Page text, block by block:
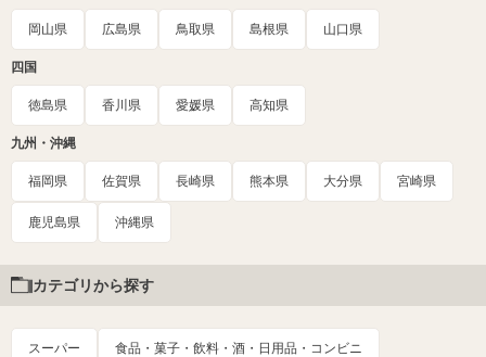
岡山県 広島県 鳥取県 島根県 山口県
四国
徳島県 香川県 愛媛県 高知県
九州・沖縄
福岡県 佐賀県 長崎県 熊本県 大分県 宮崎県
鹿児島県 沖縄県
カテゴリから探す
スーパー 食品・菓子・飲料・酒・日用品・コンビニ